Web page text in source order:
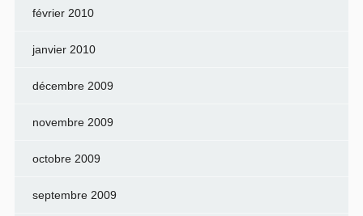
février 2010
janvier 2010
décembre 2009
novembre 2009
octobre 2009
septembre 2009